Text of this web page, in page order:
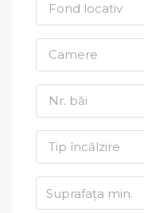
Fond locativ
Camere
Nr. băi
Tip încălzire